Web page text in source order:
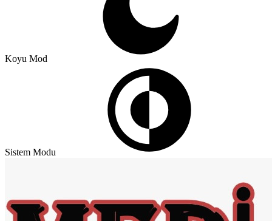
Koyu Mod
Sistem Modu